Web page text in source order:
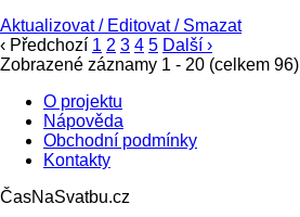
Aktualizovat/ Editovat/ Smazat
‹ Předchozí 1 2 3 4 5 Další ›
Zobrazené záznamy 1 - 20 (celkem 96)
O projektu
Nápověda
Obchodní podmínky
Kontakty
ČasNaSvatbu.cz